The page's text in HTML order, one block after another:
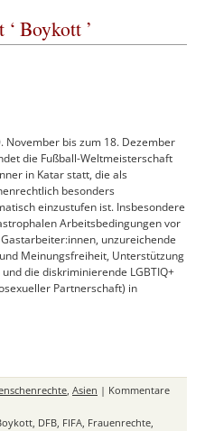
Boykott ’
November bis zum 18. Dezember
die Fußball-Weltmeisterschaft
in Katar statt, die als
besonders
einzustufen ist. Insbesondere
Arbeitsbedingungen vor
unzureichende
Meinungsfreiheit, Unterstützung
die diskriminierende LGBTIQ+
Partnerschaft) in
, Asien | Kommentare
, DFB, FIFA, Frauenrechte,